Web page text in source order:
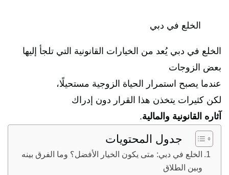
الخلع في دبي
الخلع في دبي يُعد من الخيارات القانونية التي تلجأ إليها
بعض الزوجات
عندما يصبح استمرار الحياة الزوجية مستحيلًا،
لكن كثيرات يتخذن هذا القرار دون إدراك
آثاره القانونية والمالية.
جدول المحتويات
الخلع في دبي: متى يكون الخيار الأفضل؟ وما الفرق بينه
وبين الطلاق